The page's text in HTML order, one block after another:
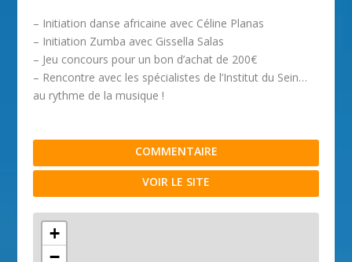
– Initiation danse africaine avec Céline Planas
– Initiation Zumba avec Gissella Salas
– Jeu concours pour un bon d’achat de 200€
– Rencontre avec les spécialistes de l’Institut du Sein…
au rythme de la musique !
COMMENTAIRE
VOIR LE SITE
+
−